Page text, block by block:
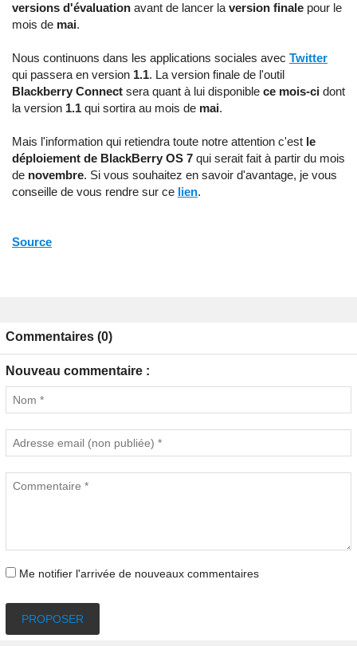
versions d'évaluation avant de lancer la version finale pour le
mois de mai.
Nous continuons dans les applications sociales avec Twitter
qui passera en version 1.1. La version finale de l'outil
Blackberry Connect sera quant à lui disponible ce mois-ci dont
la version 1.1 qui sortira au mois de mai.
Mais l'information qui retiendra toute notre attention c'est le
déploiement de BlackBerry OS 7 qui serait fait à partir du mois
de novembre. Si vous souhaitez en savoir d'avantage, je vous
conseille de vous rendre sur ce lien.
Source
Commentaires (0)
Nouveau commentaire :
Me notifier l'arrivée de nouveaux commentaires
PROPOSER